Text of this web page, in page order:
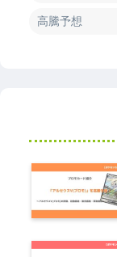
高騰予想